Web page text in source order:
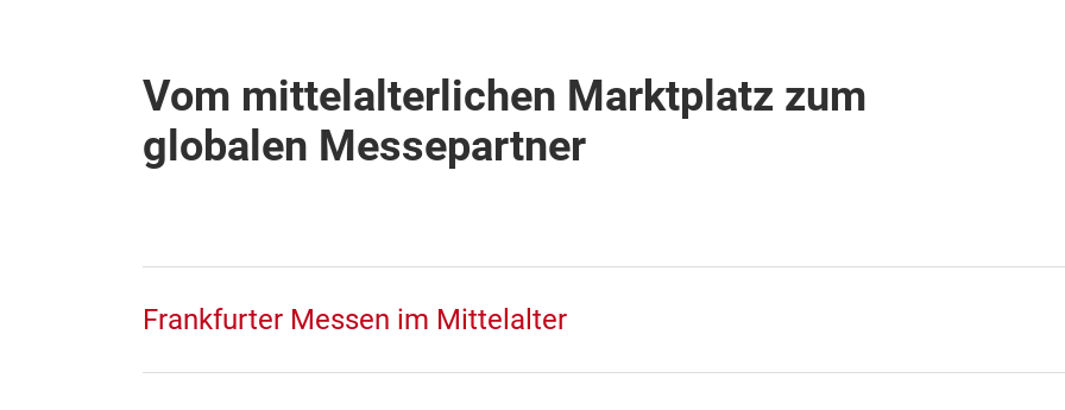
Vom mittelalterlichen Marktplatz zum
globalen Messepartner
Frankfurter Messen im Mittelalter